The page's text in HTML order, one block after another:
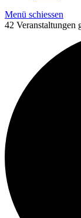
Menü schiessen
42 Veranstaltungen